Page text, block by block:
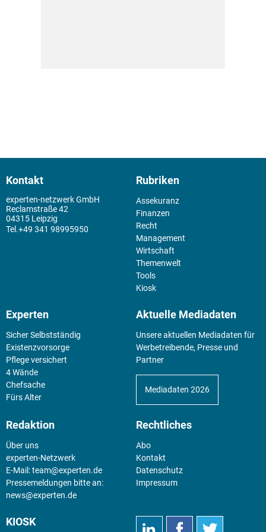
Kontakt
experten-netzwerk GmbH
Reclamstraße 42
04315 Leipzig
+49 341 98995950
Rubriken
Assekuranz
Finanzen
Recht
Management
Wirtschaft
Themenwelt
Tools
Kiosk
Experten
Sicher Selbstständig
Existenz­vorsorge
Pflege versichert
4 Wände
Chefsache
Fürs Alter
Aktuelle Mediadaten
Unsere aktuellen Mediadaten für
Werbetreibende, Presse und
Partner
Mediadaten 2026
Redaktion
Über uns
experten-Netzwerk
E-Mail:team@experten.de
Pressemeldungen bitte an:
news@experten.de
Rechtliches
Abo
Kontakt
Datenschutz
Impressum
KIOSK